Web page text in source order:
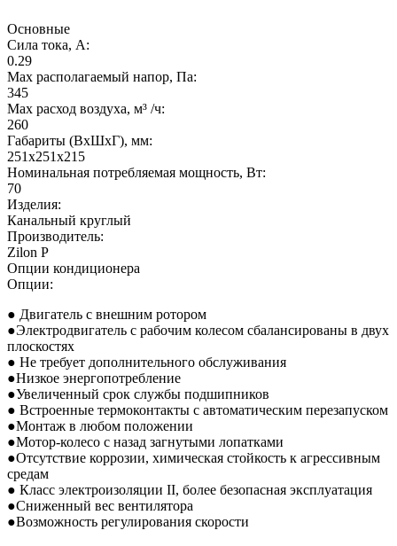
Основные
Сила тока, А:
0.29
Max располагаемый напор, Па:
345
Max расход воздуха, м³ /ч:
260
Габариты (ВхШхГ), мм:
251х251х215
Номинальная потребляемая мощность, Вт:
70
Изделия:
Канальный круглый
Производитель:
Zilon P
Опции кондиционера
Опции:
● Двигатель с внешним ротором
●Электродвигатель с рабочим колесом сбалансированы в двух
плоскостях
● Не требует дополнительного обслуживания
●Низкое энергопотребление
●Увеличенный срок службы подшипников
● Встроенные термоконтакты с автоматическим перезапуском
●Монтаж в любом положении
●Мотор-колесо с назад загнутыми лопатками
●Отсутствие коррозии, химическая стойкость к агрессивным
средам
● Класс электроизоляции II, более безопасная эксплуатация
●Сниженный вес вентилятора
●Возможность регулирования скорости